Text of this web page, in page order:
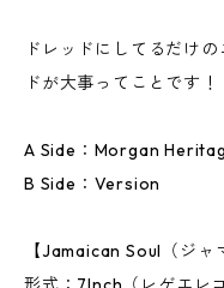
ドレッドにしてるだけ
ドが大事ってことです！
A Side：Morgan
B Side：Version
【Jamaican Soul（ジャ